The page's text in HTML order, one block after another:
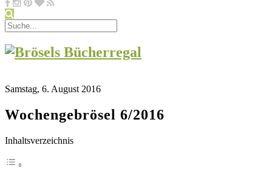
Samstag, 6. August 2016
Wochengebrösel 6/2016
Inhaltsverzeichnis